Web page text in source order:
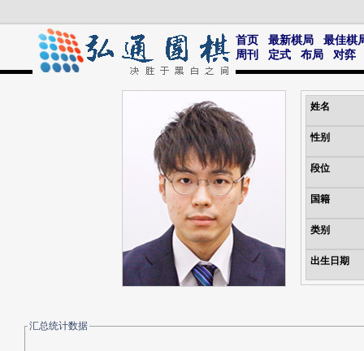
首页 最新棋局
最佳棋
周刊
定式 布局 对弈
姓名
性别
段位
国籍
类别
出生日期
汇总统计数据